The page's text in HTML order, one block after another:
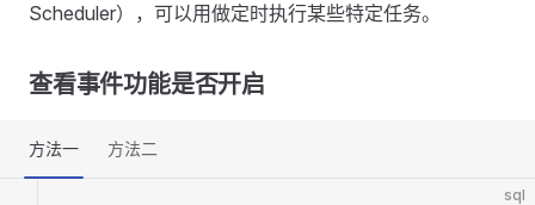
Scheduler），可以用做定时执行某些特定任务。
查看事件功能是否开启
方法一 方法二
sql